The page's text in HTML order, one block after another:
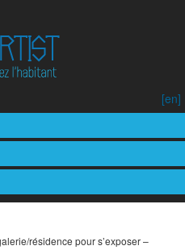
[en]
résidence pour s’exposer –